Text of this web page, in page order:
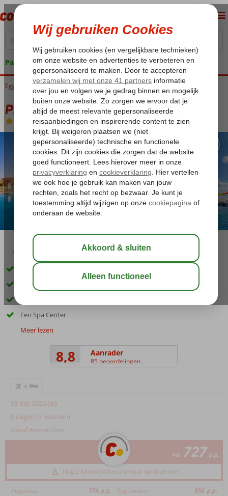
Pakketgarantie
Home
Egypte Rode Zee Marsa Alam Pickalbatros Sea World Resort
Pickalbatros Sea World Resort
All Inclusive-Hotel
05:00 aug 34°C
Prachtig hotel direct aan het strand
Aquapark met glijbanen
Een Spa Center
Meer lezen
8,8 Aanrader
85 beoordelingen
+
08 dec 2026 (di)
8 dagen (7 nachten)
vanaf Amsterdam
va 727 p.p.
Nog 2 kamer(s) beschikbaar op deze site
Augustus 774 p.p. September 858 p.p.